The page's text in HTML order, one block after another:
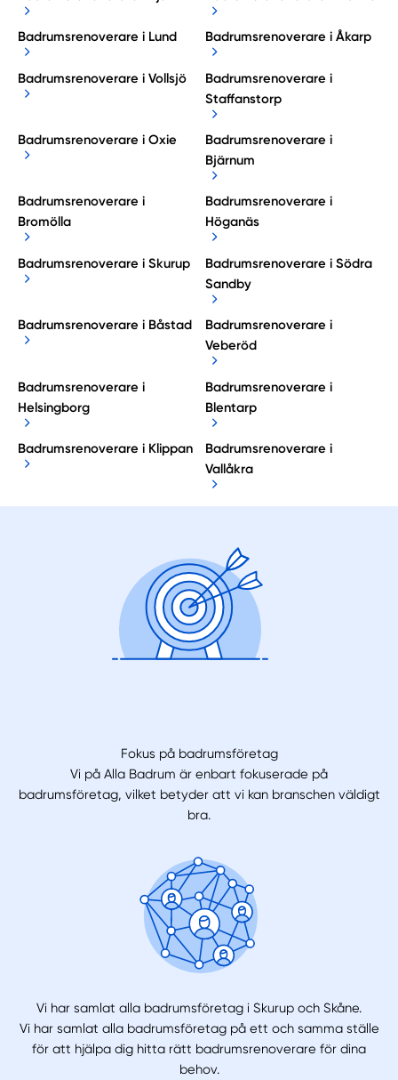
Badrumsrenoverare i Lund Badrumsrenoverare i Åkarp
Badrumsrenoverare i Vollsjö
Badrumsrenoverare i
Staffanstorp
Badrumsrenoverare i Oxie
Badrumsrenoverare i
Bjärnum
Badrumsrenoverare i
Bromölla
Badrumsrenoverare i
Höganäs
Badrumsrenoverare i Skurup
Badrumsrenoverare i Södra
Sandby
Badrumsrenoverare i Båstad
Badrumsrenoverare i
Veberöd
Badrumsrenoverare i
Helsingborg
Badrumsrenoverare i
Blentarp
Badrumsrenoverare i Klippan
Badrumsrenoverare i
Vallåkra
Fokus på badrumsföretag
Vi på Alla Badrum är enbart fokuserade på
badrumsföretag, vilket betyder att vi kan branschen väldigt
bra.
Vi har samlat alla badrumsföretag i Skurup och Skåne.
Vi har samlat alla badrumsföretag på ett och samma ställe
för att hjälpa dig hitta rätt badrumsrenoverare för dina
behov.